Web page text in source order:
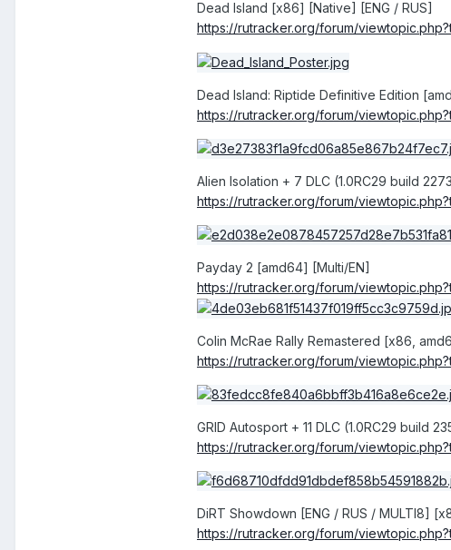
Dead Island [x86] [Native] [ENG / RUS]
https://rutracker.org/forum/viewtopic.php?
Dead Island: Riptide Definitive Edition
https://rutracker.org/forum/viewtopic.php?
Alien Isolation + 7 DLC (1.0RC29 build
https://rutracker.org/forum/viewtopic.php?
Payday 2 [amd64] [Multi/EN]
https://rutracker.org/forum/viewtopic.php?
Colin McRae Rally Remastered [x86,
https://rutracker.org/forum/viewtopic.php?
GRID Autosport + 11 DLC (1.0RC29 build
https://rutracker.org/forum/viewtopic.php?
DiRT Showdown [ENG / RUS / MULTI8]
https://rutracker.org/forum/viewtopic.php?